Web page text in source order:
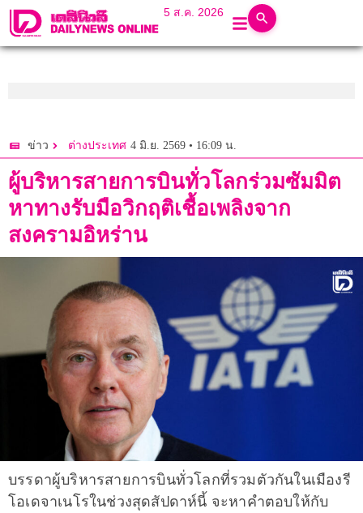
5 ส.ค. 2026
ข่าว ต่างประเทศ 4 มิ.ย. 2569 • 16:09 น.
ผู้บริหารสายการบินทั่วโลกร่วมซัมมิต
หาทางรับมือวิกฤติเชื้อเพลิงจาก
สงครามอิหร่าน
บรรดาผู้บริหารสายการบินทั่วโลกที่รวมตัวกันในเมืองรี
โอเดจาเนโรในช่วงสุดสัปดาห์นี้ จะหาคำตอบให้กับ